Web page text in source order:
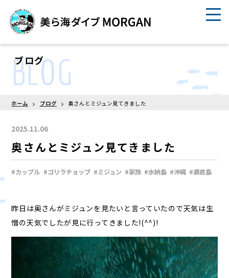
ブログ
BLOG
ホーム ブログ 奥さんとミジュン見てきました
2025.11.06
奥さんとミジュン見てきました
#カップル #ゴリラチョップ #ミジュン #家族 #水納島 #沖縄 #瀬底島
昨日は奥さんがミジュンを見たいと言っていたので天気は生
憎の天気でしたが見に行ってきました!(^^)!